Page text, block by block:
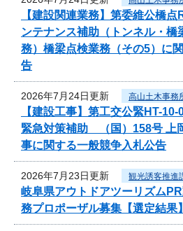
【建設関連業務】第委維公橋
ンテナンス補助（トンネル・橋
務）橋梁点検業務（その5）に
告
2026年7月24日更新 高山土木事務
【建設工事】第工交公緊HT-
緊急対策補助 （国）158号 上
事に関する一般競争入札公告
2026年7月23日更新 観光誘客推進
岐阜県アウトドアツーリズム
務プロポーザル募集【選定結果】